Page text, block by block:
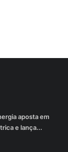
aposta em
e lança...